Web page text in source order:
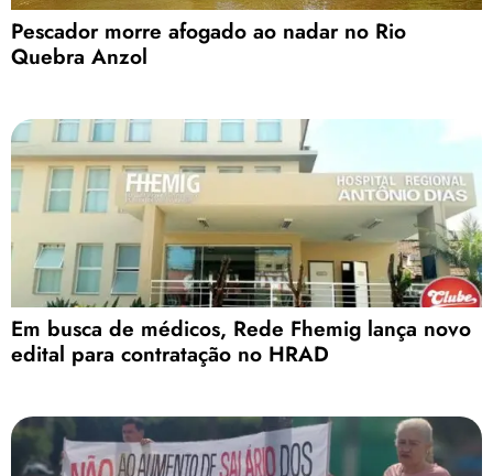
Pescador morre afogado ao nadar no Rio
Quebra Anzol
Em busca de médicos, Rede Fhemig lança novo
edital para contratação no HRAD